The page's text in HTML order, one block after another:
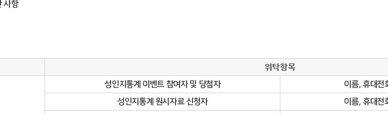
사항
위탁항목
성인지통계 이벤트 참여자 및 당첨자
이름, 휴대전
성인지통계 원시자료 신청자
이름, 휴대전